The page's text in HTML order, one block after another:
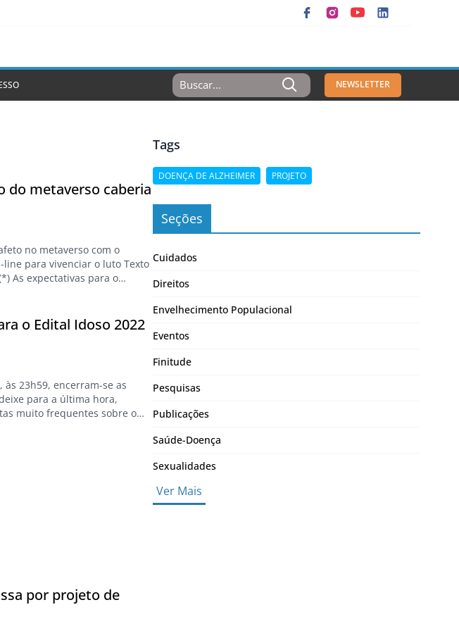
Resultados
Para:
NEWSLETTER
do metaverso caberia
no metaverso com o
line para vivenciar o luto Texto
As expectativas para o
para jogos, especulação
celebridades, as
o Edital Idoso 2022
23h59, encerram-se as
para a última hora,
muito frequentes sobre o
por projeto de
Tags
DOENÇA DE ALZHEIMER PROJETO
Seções
Cuidados
Direitos
Envelhecimento Populacional
Eventos
Finitude
Pesquisas
Publicações
Saúde-Doença
Sexualidades
Ver Mais